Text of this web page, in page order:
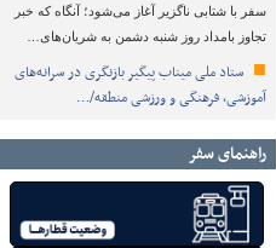
سفر با شتابی ناگزیر آغاز می‌شود؛ آنگاه که خبر
تجاوز بامداد روز شنبه دشمن به شریان‌های…
ستاد ملی میناب پیگیر بازنگری در سرانه‌های
آموزشی، فرهنگی و ورزشی منطقه/…
راهنمای سفر